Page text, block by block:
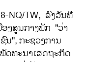
NQ/TW, ລົງວັນທີ
ງສູນກາງພັກ "ວ່າ
ນ",ກະຊວງການ
ດທະນາເສດຖະກິດ